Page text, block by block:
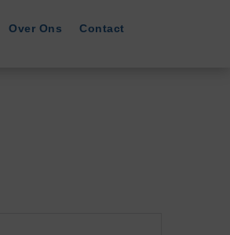
Over Ons Contact